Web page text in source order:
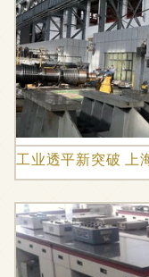
工业透平新突破 上